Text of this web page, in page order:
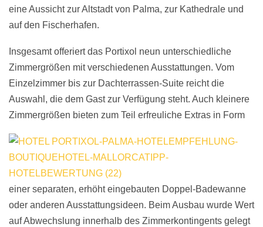
eine Aussicht zur Altstadt von Palma, zur Kathedrale und
auf den Fischerhafen.
Insgesamt offeriert das Portixol neun unterschiedliche
Zimmergrößen mit verschiedenen Ausstattungen. Vom
Einzelzimmer bis zur Dachterrassen-Suite reicht die
Auswahl, die dem Gast zur Verfügung steht. Auch kleinere
Zimmergrößen bieten zum Teil erfreuliche Extras in Form
einer separaten, erhöht eingebauten Doppel-Badewanne
oder anderen Ausstattungsideen. Beim Ausbau wurde Wert
auf Abwechslung innerhalb des Zimmerkontingents gelegt